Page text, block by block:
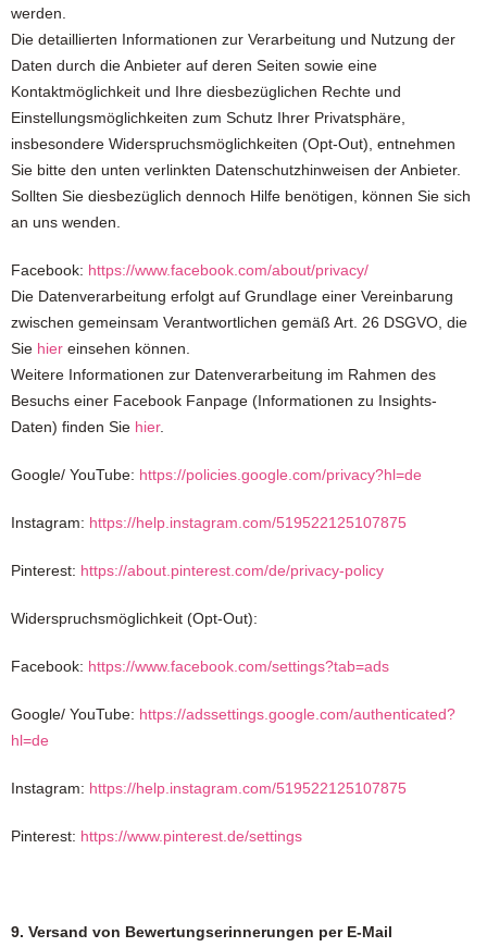
werden.
Die detaillierten Informationen zur Verarbeitung und Nutzung der
Daten durch die Anbieter auf deren Seiten sowie eine
Kontaktmöglichkeit und Ihre diesbezüglichen Rechte und
Einstellungsmöglichkeiten zum Schutz Ihrer Privatsphäre,
insbesondere Widerspruchsmöglichkeiten (Opt-Out), entnehmen
Sie bitte den unten verlinkten Datenschutzhinweisen der Anbieter.
Sollten Sie diesbezüglich dennoch Hilfe benötigen, können Sie sich
an uns wenden.
Facebook: https://www.facebook.com/about/privacy/
Die Datenverarbeitung erfolgt auf Grundlage einer Vereinbarung
zwischen gemeinsam Verantwortlichen gemäß Art. 26 DSGVO, die
Sie hier einsehen können.
Weitere Informationen zur Datenverarbeitung im Rahmen des
Besuchs einer Facebook Fanpage (Informationen zu Insights-
Daten) finden Sie hier.
Google/ YouTube: https://policies.google.com/privacy?hl=de
Instagram: https://help.instagram.com/519522125107875
Pinterest: https://about.pinterest.com/de/privacy-policy
Widerspruchsmöglichkeit (Opt-Out):
Facebook: https://www.facebook.com/settings?tab=ads
Google/ YouTube: https://adssettings.google.com/authenticated?
hl=de
Instagram: https://help.instagram.com/519522125107875
Pinterest: https://www.pinterest.de/settings
9. Versand von Bewertungserinnerungen per E-Mail